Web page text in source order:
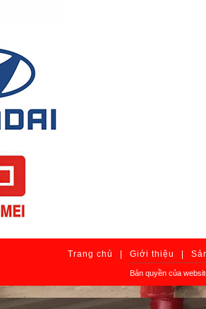
Trang chủ Giới thiệu
Bản quyền của